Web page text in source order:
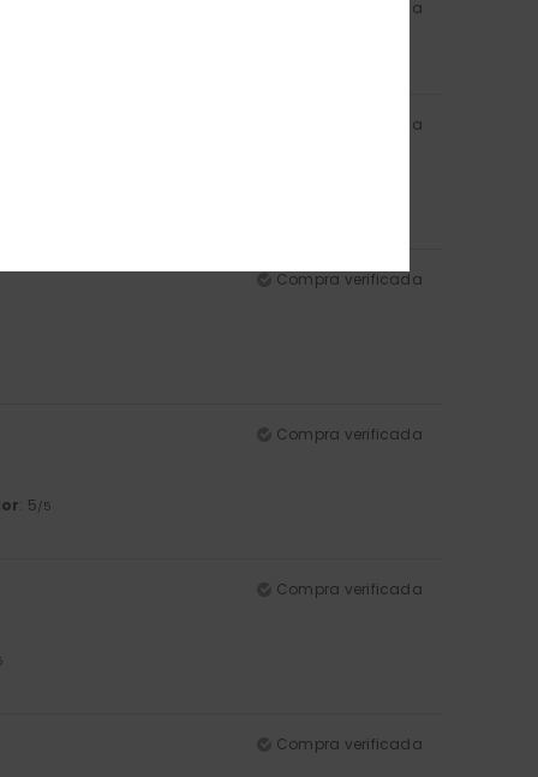
Compra verificada
Compra verificada
Compra verificada
Compra verificada
: 5 /5
Compra verificada
Compra verificada